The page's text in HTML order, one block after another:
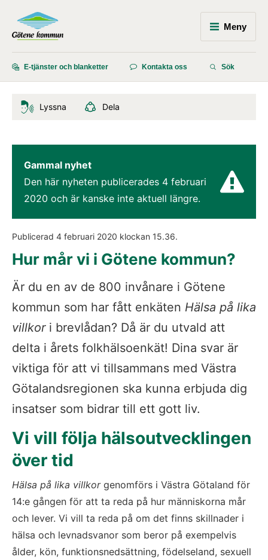
Meny
E-tjänster och blanketter Kontakta oss Sök
Lyssna Dela
Gammal nyhet
Den här nyheten publicerades 4 februari
2020 och är kanske inte aktuell längre.
Publicerad 4 februari 2020 klockan 15.36.
Hur mår vi i Götene kommun?
Är du en av de 800 invånare i Götene
kommun som har fått enkäten Hälsa på lika
villkor i brevlådan? Då är du utvald att
delta i årets folkhälsoenkät! Dina svar är
viktiga för att vi tillsammans med Västra
Götalandsregionen ska kunna erbjuda dig
insatser som bidrar till ett gott liv.
Vi vill följa hälsoutvecklingen
över tid
Hälsa på lika villkor genomförs i Västra Götaland för
14:e gången för att ta reda på hur människorna mår
och lever. Vi vill ta reda på om det finns skillnader i
hälsa och levnadsvanor som beror på exempelvis
ålder, kön, funktionsnedsättning, födelseland, sexuell